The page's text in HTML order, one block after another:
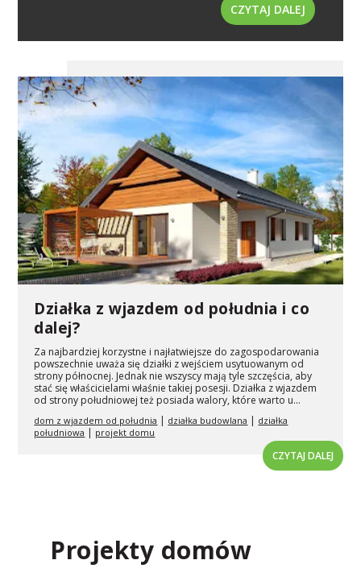
CZYTAJ DALEJ
Działka z wjazdem od południa i co
dalej?
Za najbardziej korzystne i najłatwiejsze do zagospodarowania
powszechnie uważa się działki z wejściem usytuowanym od
strony północnej. Jednak nie wszyscy mają tyle szczęścia, aby
stać się właścicielami właśnie takiej posesji. Działka z wjazdem
od strony południowej też posiada walory, które warto u...
dom z wjazdem od południa działka budowlana
działka
południowa
projekt domu
CZYTAJ DALEJ
Projekty domów